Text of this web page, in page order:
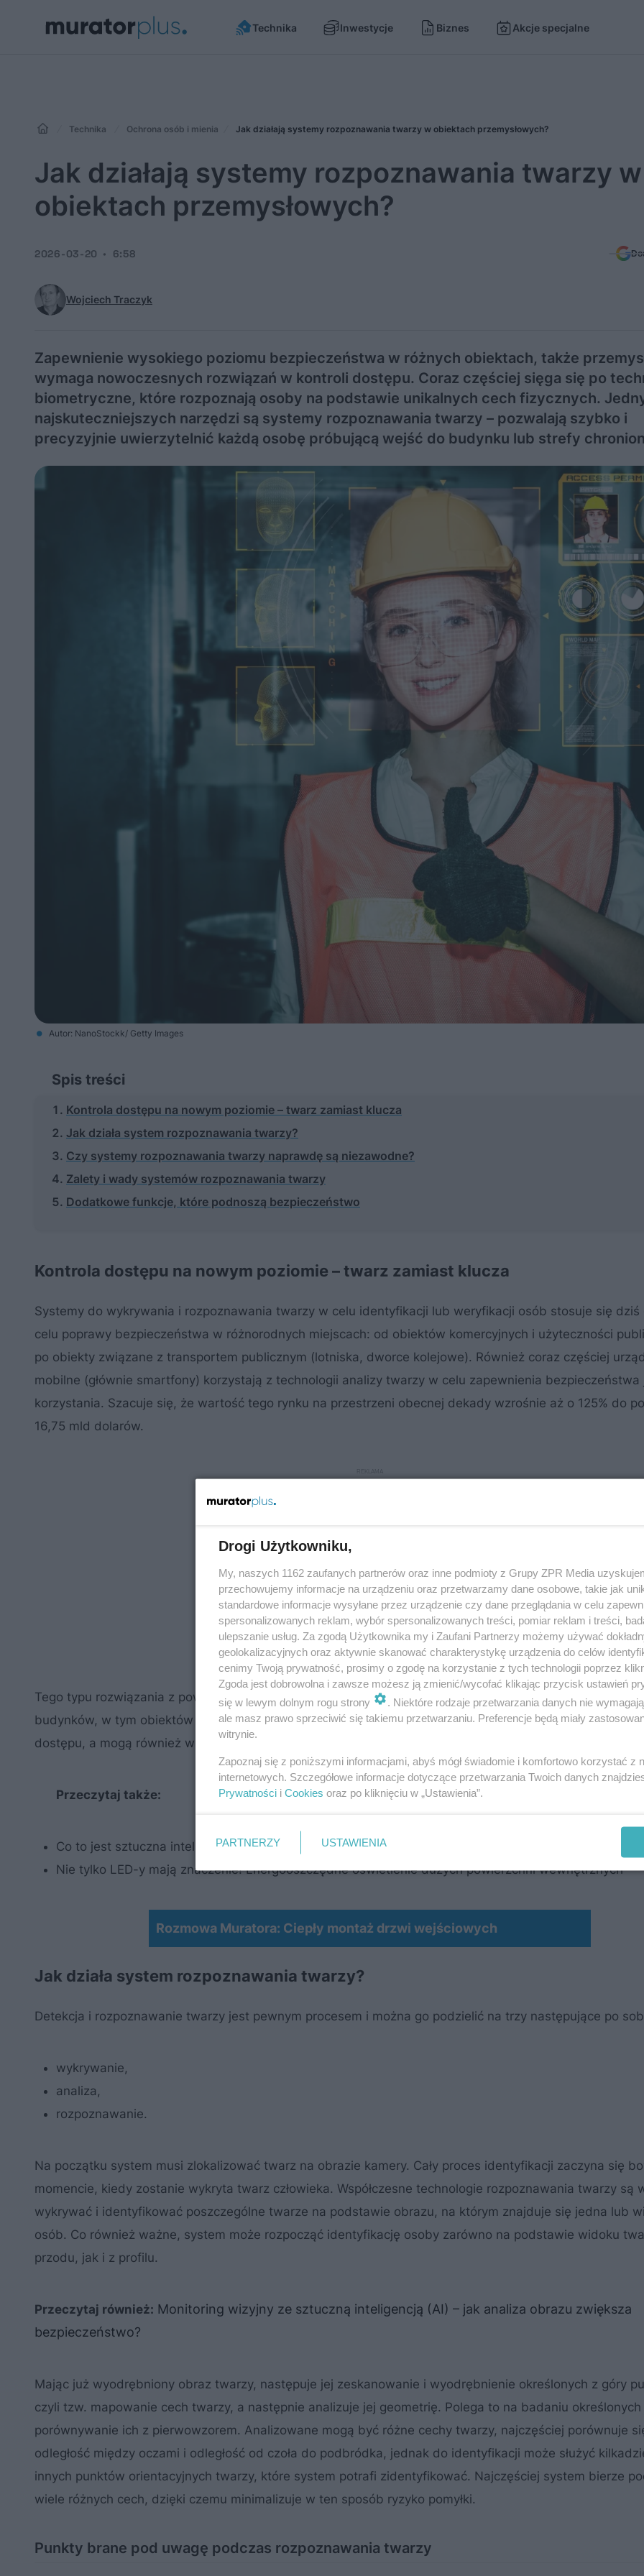
Technika Inwestycje Biznes Akcje specjalne
Technika Ochrona osób i mienia Jak działają systemy rozpoznawania twarzy w obiektach przemysłowych?
Jak działają systemy rozpoznawania twarzy w
obiektach przemysłowych?
Wojciech Traczyk
2026-03-20 6:58
Zapewnienie wysokiego poziomu bezpieczeństwa w różnych obiektach, także
wymaga nowoczesnych rozwiązań w kontroli dostępu. Coraz częściej sięga się po
biometryczne, które rozpoznają osoby na podstawie unikalnych cech fizycznych.
najskuteczniejszych narzędzi są systemy rozpoznawania twarzy – pozwalają szybko i
precyzyjnie uwierzytelnić każdą osobę próbującą wejść do budynku lub strefy
Autor: NanoStockk/ Getty Images
Spis treści
Kontrola dostępu na nowym poziomie – twarz zamiast klucza
Jak działa system rozpoznawania twarzy?
Czy systemy rozpoznawania twarzy naprawdę są niezawodne?
Zalety i wady systemów rozpoznawania twarzy
Dodatkowe funkcje, które podnoszą bezpieczeństwo
Kontrola dostępu na nowym poziomie – twarz zamiast klucza
Systemy do wykrywania i rozpoznawania twarzy w celu identyfikacji lub weryfikacji osób stosuje się dziś
celu poprawy bezpieczeństwa w różnorodnych miejscach: od obiektów komercyjnych i użyteczności
po obiekty związane z transportem publicznym (lotniska, dworce kolejowe). Również coraz częściej
mobilne (głównie smartfony) korzystają z technologii analizy twarzy w celu zapewnienia bezpieczeństwa
korzystania. Szacuje się, że wartość tego rynku na przestrzeni obecnej dekady wzrośnie aż o 125% do
16,75 mld dolarów.
Tego typu rozwiązania z powodzeniem można stosować również jako element systemu kontroli dostępu
budynków, w tym obiektów przemysłowych. Mogą służyć jako samodzielny element takiego systemu
dostępu, a mogą również wzmacniać uwierzytelnianie osoby podczas logowania przy użyciu innego
Przeczytaj także:
Co to jest sztuczna inteligencja i jakie daje możliwości w logistyce magazynowej?
Nie tylko LED-y mają znaczenie! Energooszczędne oświetlenie dużych powierzchni wewnętrznych
Rozmowa Muratora: Ciepły montaż drzwi wejściowych
Jak działa system rozpoznawania twarzy?
Detekcja i rozpoznawanie twarzy jest pewnym procesem i można go podzielić na trzy następujące po
wykrywanie,
analiza,
rozpoznawanie.
Na początku system musi zlokalizować twarz na obrazie kamery. Cały proces identyfikacji zaczyna się
momencie, kiedy zostanie wykryta twarz człowieka. Współczesne technologie rozpoznawania twarzy są
wykrywać i identyfikować poszczególne twarze na podstawie obrazu, na którym znajduje się jedna lub
osób. Co również ważne, system może rozpocząć identyfikację osoby zarówno na podstawie widoku
przodu, jak i z profilu.
Przeczytaj również: Monitoring wizyjny ze sztuczną inteligencją (AI) – jak analiza obrazu zwiększa
bezpieczeństwo?
Mając już wyodrębniony obraz twarzy, następuje jej zeskanowanie i wyodrębnienie określonych z góry
czyli tzw. mapowanie cech twarzy, a następnie analizuje jej geometrię. Polega to na badaniu
porównywanie ich z pierwowzorem. Analizowane mogą być różne cechy twarzy, najczęściej porównuje
odległość między oczami i odległość od czoła do podbródka, jednak do identyfikacji może służyć
innych punktów orientacyjnych twarzy, które system potrafi zidentyfikować. Najczęściej system bierze
wiele różnych cech, dzięki czemu minimalizuje w ten sposób ryzyko pomyłki.
Punkty brane pod uwagę podczas rozpoznawania twarzy
Drogi Użytkowniku,
My, naszych 1162 zaufanych partnerów oraz inne podmioty z Grupy ZPR Media
przechowujemy informacje na urządzeniu oraz przetwarzamy dane osobowe, takie jak
standardowe informacje wysyłane przez urządzenie czy dane przeglądania w celu
spersonalizowanych reklam, wybór spersonalizowanych treści, pomiar reklam i treści,
ulepszanie usług. Za zgodą Użytkownika my i Zaufani Partnerzy możemy używać
geolokalizacyjnych oraz aktywnie skanować charakterystykę urządzenia do celów
cenimy Twoją prywatność, prosimy o zgodę na korzystanie z tych technologii poprzez
Zgoda jest dobrowolna i zawsze możesz ją zmienić/wycofać klikając przycisk ustawień
się w lewym dolnym rogu strony
. Niektóre rodzaje przetwarzania danych nie
ale masz prawo sprzeciwić się takiemu przetwarzaniu. Preferencje będą miały
witrynie.
Zapoznaj się z poniższymi informacjami, abyś mógł świadomie i komfortowo korzystać z
internetowych. Szczegółowe informacje dotyczące przetwarzania Twoich danych
Prywatności i Cookies oraz po kliknięciu w „Ustawienia”.
PARTNERZY USTAWIENIA